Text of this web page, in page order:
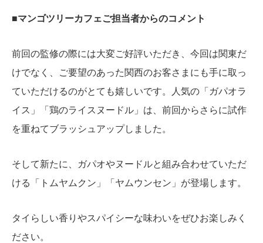
■マンゴツリーカフェご担当者からのコメント
前回の監修の際には大変ご好評いただき、今回は関東だ
けでなく、ご要望のあった関西のお客さまにも手に取っ
ていただけるのがとても嬉しいです。人気の「ガパオラ
イス」「鶏のライスヌードル」は、前回からさらに試作
を重ねてブラッシュアップしました。
そして新たに、ガパオやヌードルと組み合わせていただ
ける「トムヤムクン」「ヤムウンセン」が登場します。
タイらしい香りやスパイシーな味わいをぜひお楽しみく
ださい。